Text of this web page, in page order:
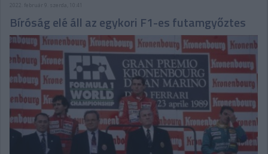
2022. február 9. szerda, 10:41
Bíróság elé áll az egykori F1-es futamgyőztes